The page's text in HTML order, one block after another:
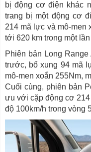
bị động cơ điện khác
trang bị một động cơ
214 mã lực và mô-men
tới 620 km trong một lần
Phiên bản Long
trước, bổ xung 94 mã
mô-men xoắn 255Nm,
Cuối cùng, phiên bản
ưu với cặp động cơ
độ 100km/h trong vòng